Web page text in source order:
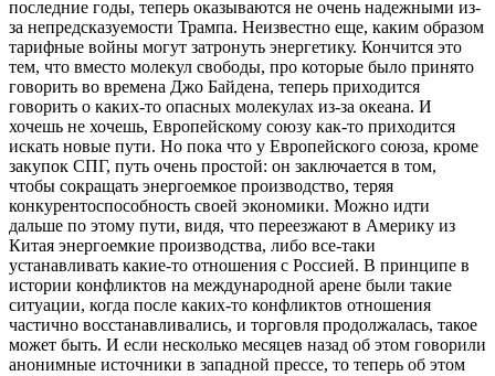
последние годы, теперь оказываются не очень надежными из-
за непредсказуемости Трампа. Неизвестно еще, каким образом
тарифные войны могут затронуть энергетику. Кончится это
тем, что вместо молекул свободы, про которые было принято
говорить во времена Джо Байдена, теперь приходится
говорить о каких-то опасных молекулах из-за океана. И
хочешь не хочешь, Европейскому союзу как-то приходится
искать новые пути. Но пока что у Европейского союза, кроме
закупок СПГ, путь очень простой: он заключается в том,
чтобы сокращать энергоемкое производство, теряя
конкурентоспособность своей экономики. Можно идти
дальше по этому пути, видя, что переезжают в Америку из
Китая энергоемкие производства, либо все-таки
устанавливать какие-то отношения с Россией. В принципе в
истории конфликтов на международной арене были такие
ситуации, когда после каких-то конфликтов отношения
частично восстанавливались, и торговля продолжалась, такое
может быть. И если несколько месяцев назад об этом говорили
анонимные источники в западной прессе, то теперь об этом